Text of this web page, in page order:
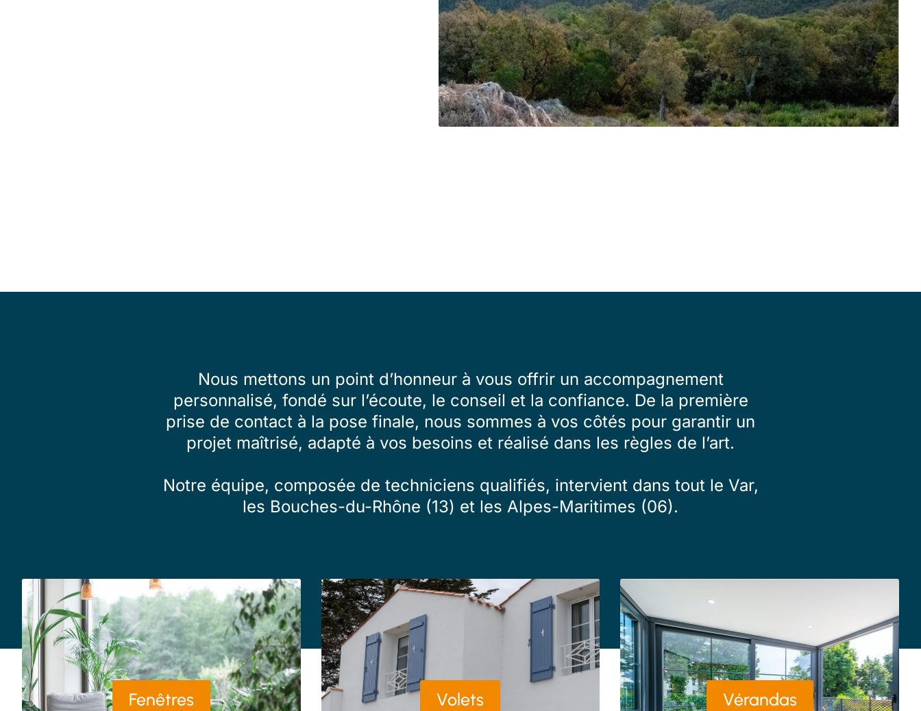
Nous mettons un point d’honneur à vous offrir un accompagnement
personnalisé, fondé sur l’écoute, le conseil et la confiance. De la première
prise de contact à la pose finale, nous sommes à vos côtés pour garantir un
projet maîtrisé, adapté à vos besoins et réalisé dans les règles de l’art.
Notre équipe, composée de techniciens qualifiés, intervient dans tout le Var,
les Bouches-du-Rhône (13) et les Alpes-Maritimes (06).
Fenêtres Volets Vérandas